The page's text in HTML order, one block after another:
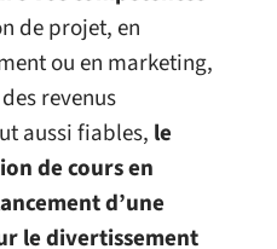
de projet, en
ou en marketing,
revenus
aussi fiables, le
de cours en
d’une
le divertissement